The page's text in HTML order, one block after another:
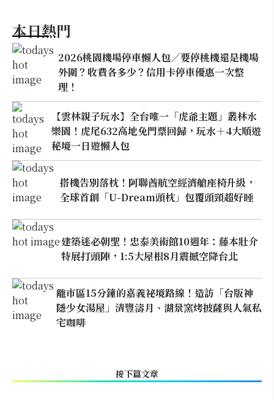
本日熱門
2026桃園機場停車懶人包／要停桃機還是機場
外圍？收費各多少？信用卡停車優惠一次整
理！
【雲林親子玩水】全台唯一「虎爺主題」叢林水
樂園！虎尾632高地免門票回歸，玩水＋4大順遊
秘境一日遊懶人包
搭機告別落枕！阿聯酋航空經濟艙座椅升級，
全球首創「U-Dream頭枕」包覆頭頸超好睡
建築迷必朝聖！忠泰美術館10週年：藤本壯介
特展打頭陣，1:5大屋根8月震撼空降台北
離市區15分鐘的嘉義祕境路線！造訪「台版神
隱少女湯屋」清豐濤月、湖景窯烤披薩與人氣私
宅咖啡
接下篇文章